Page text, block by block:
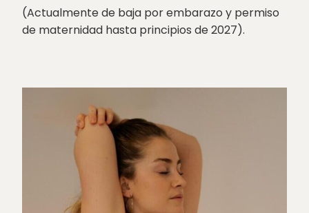
(Actualmente de baja por embarazo y permiso
de maternidad hasta principios de 2027).